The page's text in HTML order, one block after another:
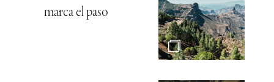
marca el paso